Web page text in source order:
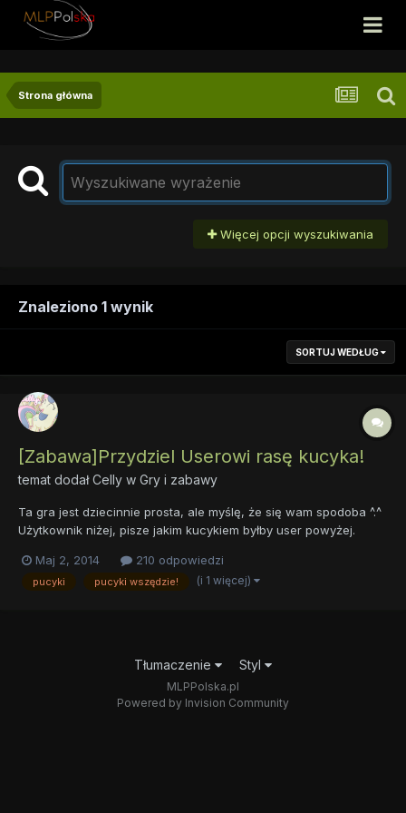
Strona główna
Więcej opcji wyszukiwania
Znaleziono 1 wynik
SORTUJ WEDŁUG
[Zabawa]Przydziel Userowi rasę kucyka!
temat dodałCelly w Gry i zabawy
Ta gra jest dziecinnie prosta, ale myślę, że się wam spodoba ^.^
Użytkownik niżej, pisze jakim kucykiem byłby user powyżej.
Oczywiście do wyboru Ziemnego, Jednorożeca ,Pegaza i
ewentualności alicorna ^^ Gdybyście mieli chęci, moglibyście...
Maj 2, 2014 210 odpowiedzi
pucyki pucyki wszędzie! (i 1 więcej)
Tłumaczenie Styl
MLPPolska.pl
Powered by Invision Community